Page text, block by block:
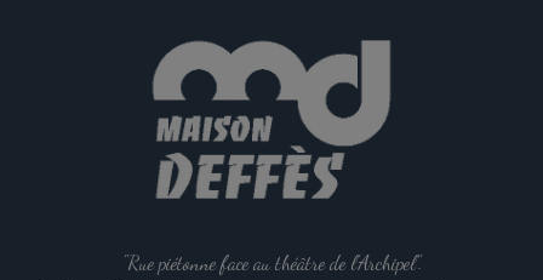
"Rue piétonne face au théâtre de l'Archipel".